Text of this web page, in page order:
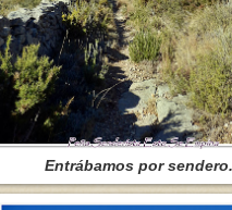
Entrábamos por